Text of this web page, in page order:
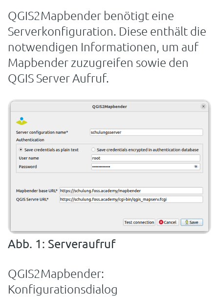
QGIS2Mapbender benötigt eine
Serverkonfiguration. Diese enthält die
notwendigen Informationen, um auf
Mapbender zuzugreifen sowie den
QGIS Server Aufruf.
Abb. 1: Serveraufruf
QGIS2Mapbender:
Konfigurationsdialog